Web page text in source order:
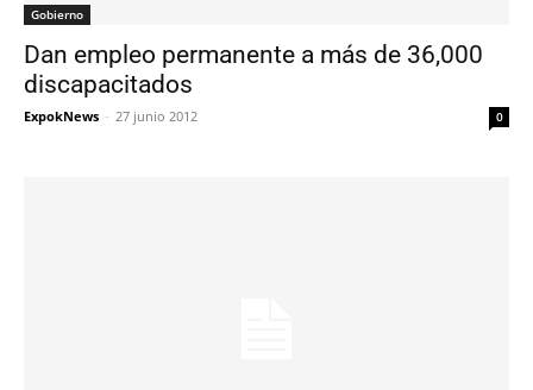
Gobierno
Dan empleo permanente a más de 36,000
discapacitados
ExpokNews - 27 junio 2012 0